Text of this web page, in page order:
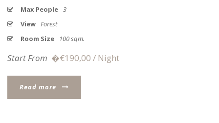
Max People 3
View Forest
Room Size
100 sqm.
Start From �€190,00 / Night
Read more